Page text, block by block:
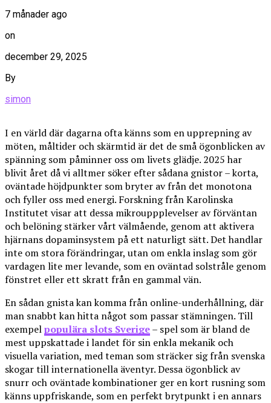
7 månader ago
on
december 29, 2025
By
simon
I en värld där dagarna ofta känns som en upprepning av
möten, måltider och skärmtid är det de små ögonblicken av
spänning som påminner oss om livets glädje. 2025 har
blivit året då vi alltmer söker efter sådana gnistor – korta,
oväntade höjdpunkter som bryter av från det monotona
och fyller oss med energi. Forskning från Karolinska
Institutet visar att dessa mikrouppplevelser av förväntan
och belöning stärker vårt välmående, genom att aktivera
hjärnans dopaminsystem på ett naturligt sätt. Det handlar
inte om stora förändringar, utan om enkla inslag som gör
vardagen lite mer levande, som en oväntad solstråle genom
fönstret eller ett skratt från en gammal vän.
En sådan gnista kan komma från online-underhållning, där
man snabbt kan hitta något som passar stämningen. Till
exempelpopulära slots Sverige– spel som är bland de
mest uppskattade i landet för sin enkla mekanik och
visuella variation, med teman som sträcker sig från svenska
skogar till internationella äventyr. Dessa ögonblick av
snurr och oväntade kombinationer ger en kort rusning som
känns uppfriskande, som en perfekt brytpunkt i en annars